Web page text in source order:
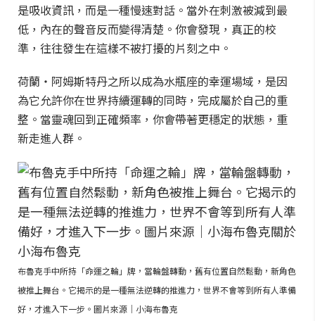
是吸收資訊，而是一種慢速對話。當外在刺激被減到最
低，內在的聲音反而變得清楚。你會發現，真正的校
準，往往發生在這樣不被打擾的片刻之中。
荷蘭・阿姆斯特丹之所以成為水瓶座的幸運場域，是因
為它允許你在世界持續運轉的同時，完成屬於自己的重
整。當靈魂回到正確頻率，你會帶著更穩定的狀態，重
新走進人群。
布魯克手中所持「命運之輪」牌，當輪盤轉動，舊有位置自然鬆動，新角色
被推上舞台。它揭示的是一種無法逆轉的推進力，世界不會等到所有人準備
好，才進入下一步。圖片來源｜小海布魯克